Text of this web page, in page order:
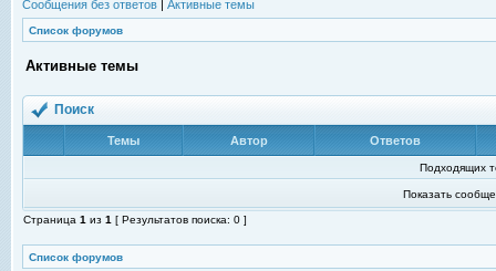
Сообщения без ответов | Активные темы
Список форумов
Активные темы
Поиск
Темы Автор Ответов
Подходящих
Показать
Страница 1 из 1 [ Результатов поиска: 0 ]
Список форумов